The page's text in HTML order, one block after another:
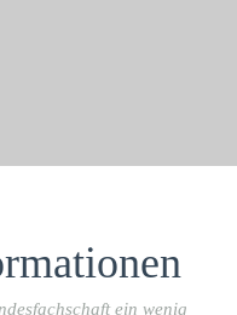
ein wenig